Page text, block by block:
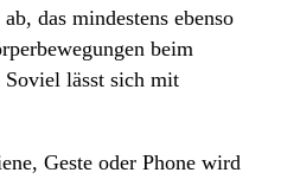
das mindestens ebenso
beim
lässt sich mit
Geste oder Phone wird